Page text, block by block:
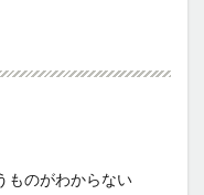
ものがわからない